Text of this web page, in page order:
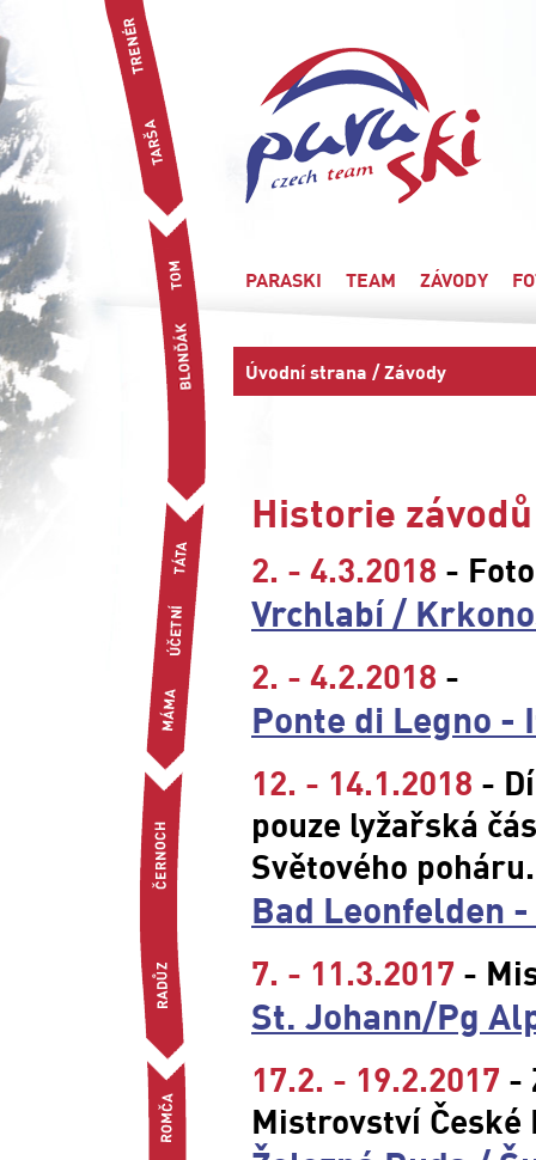
PARASKI TEAM ZÁVODY
Úvodní strana / Závody
Historie závodů
2. - 4.3.2018 -
Vrchlabí /
2. - 4.2.2018 -
Ponte di Legno -
12. - 14.1.2018 -
pouze lyžařská
Světového poháru.
Bad Leonfelden
7. - 11.3.2017 -
St. Johann/Pg
17.2. - 19.2.2017 -
Mistrovství České